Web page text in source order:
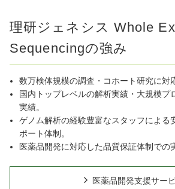
理研ジェネシス Whole
Sequencingの強み
数万検体規模の調査・コホート研究に対
国内トップレベルの解析実績・大規模プ
実績。
ゲノム解析の経験豊富なスタッフによる
ポート体制。
医薬品開発に対応した品質保証体制での
医薬品開発支援サー